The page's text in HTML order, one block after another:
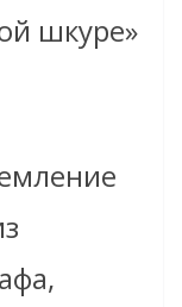
шкуре»